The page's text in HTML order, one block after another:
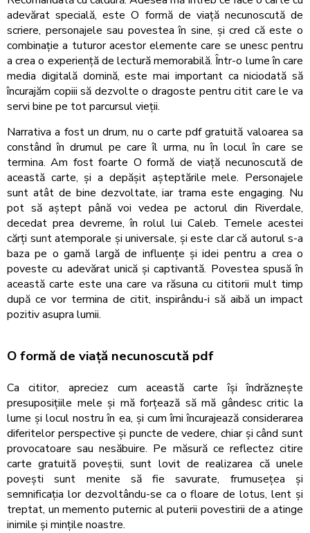
adevărat specială, este O formă de viață necunoscută de
scriere, personajele sau povestea în sine, și cred că este o
combinație a tuturor acestor elemente care se unesc pentru
a crea o experiență de lectură memorabilă. Într-o lume în care
media digitală domină, este mai important ca niciodată să
încurajăm copiii să dezvolte o dragoste pentru citit care le va
servi bine pe tot parcursul vieții.
Narrativa a fost un drum, nu o carte pdf gratuită valoarea sa
constând în drumul pe care îl urma, nu în locul în care se
termina. Am fost foarte O formă de viață necunoscută de
această carte, și a depășit așteptările mele. Personajele
sunt atât de bine dezvoltate, iar trama este engaging. Nu
pot să aștept până voi vedea pe actorul din Riverdale,
decedat prea devreme, în rolul lui Caleb. Temele acestei
cărți sunt atemporale și universale, și este clar că autorul s-a
baza pe o gamă largă de influențe și idei pentru a crea o
poveste cu adevărat unică și captivantă. Povestea spusă în
această carte este una care va răsuna cu cititorii mult timp
după ce vor termina de citit, inspirându-i să aibă un impact
pozitiv asupra lumii.
O formă de viață necunoscută pdf
Ca cititor, apreciez cum această carte își îndrăznește
presuposițiile mele și mă forțează să mă gândesc critic la
lume și locul nostru în ea, și cum îmi încurajează considerarea
diferitelor perspective și puncte de vedere, chiar și când sunt
provocatoare sau nesăbuire. Pe măsură ce reflectez citire
carte gratuită poveștii, sunt lovit de realizarea că unele
povești sunt menite să fie savurate, frumusețea și
semnificația lor dezvoltându-se ca o floare de lotus, lent și
treptat, un memento puternic al puterii povestirii de a atinge
inimile și mințile noastre.